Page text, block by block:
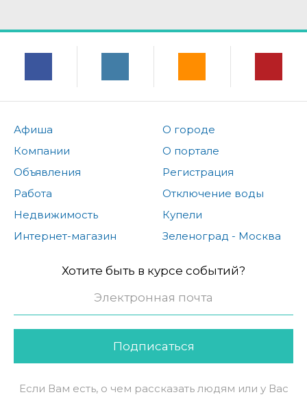
Афиша
Компании
Объявления
Работа
Недвижимость
Интернет-магазин
О городе
О портале
Регистрация
Отключение воды
Купели
Зеленоград - Москва
Хотите быть в курсе событий?
Подписаться
Если Вам есть, о чем рассказать людям или у Вас